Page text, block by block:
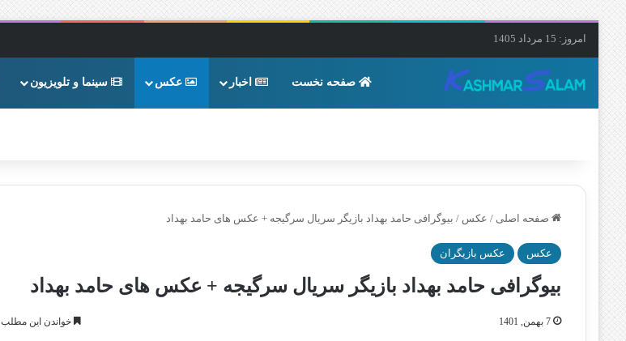
امروز: 15 مرداد 1405
صفحه نخست اخبار عکس سینما و تلویزیون
صفحه اصلی / عکس / بیوگرافی حامد بهداد بازیگر سریال سرگیجه + عکس های حامد بهداد
عکس عکس بازیگران
بیوگرافی حامد بهداد بازیگر سریال سرگیجه + عکس های حامد بهداد
7 بهمن, 1401 خواندن این مطلب 6 دقیقه زمان میبرد